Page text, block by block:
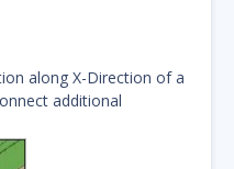
along X-Direction of a
additional